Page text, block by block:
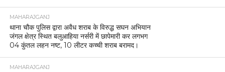
MAHARAJGANJ
थाना चौक पुलिस द्वारा अवैध शराब के विरुद्ध सघन अभियान
जंगल क्षेत्र स्थित बलुआहिया नर्सरी में छापेमारी कर लगभग
04 कुंतल लहन नष्ट, 10 लीटर कच्ची शराब बरामद।
MAHARAJGANJ